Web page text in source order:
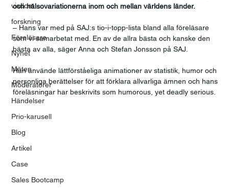
visdom
forskning
Föreläsare
Nyhet
Möten
Moderatorer
Händelser
Prio-karusell
Blog
Artikel
Case
Sales Bootcamp
och hälsovariationerna inom och mellan världens länder.
– Hans var med på SAJ:s tio-i-topp-lista bland alla föreläsare
som vi samarbetat med. En av de allra bästa och kanske den
bästa av alla, säger Anna och Stefan Jonsson på SAJ.
Han använde lättförståeliga animationer av statistik, humor och
personliga berättelser för att förklara allvarliga ämnen och hans
föreläsningar har beskrivits som humorous, yet deadly serious.